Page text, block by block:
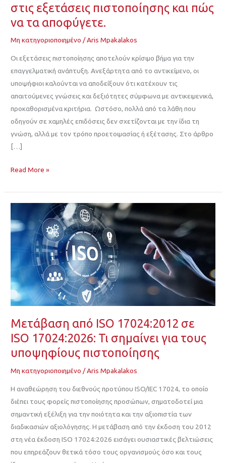
στις εξετάσεις πιστοποίησης και πώς
να τα αποφύγετε.
Μη κατηγοριοποιημένο /Aris Mpakalakos
Οι εξετάσεις πιστοποίησης αποτελούν κρίσιμο βήμα για την
επαγγελματική ανάπτυξη. Ανεξάρτητα από το αντικείμενο, οι
υποψήφιοι καλούνται να αποδείξουν ότι κατέχουν τις
απαιτούμενες γνώσεις και δεξιότητες σύμφωνα με αντικειμενικά,
προκαθορισμένα κριτήρια. Ωστόσο, πολλά από τα λάθη που
οδηγούν σε χαμηλές επιδόσεις δεν σχετίζονται με την ίδια τη
γνώση, αλλά με τον τρόπο προετοιμασίας ή εξέτασης. Στο άρθρο
[…]
Read More »
Μετάβαση από ISO 17024:2012 σε
ISO 17024:2026: Τι σημαίνει για τους
υποψηφίους πιστοποίησης
Μη κατηγοριοποιημένο /Aris Mpakalakos
Η αναθεώρηση του διεθνούς προτύπου ISO/IEC 17024, το οποίο
διέπει τους φορείς πιστοποίησης προσώπων, σηματοδοτεί μια
σημαντική εξέλιξη για την ποιότητα και την αξιοπιστία των
διαδικασιών αξιολόγησης. Η μετάβαση από την έκδοση του 2012
στη νέα έκδοση ISO 17024:2026 εισάγει ουσιαστικές βελτιώσεις
που επηρεάζουν θετικά τόσο τους οργανισμούς όσο και τους
από
ISO
17024:2012
σε
ISO
17024:2026:
Τι
για
τους
πιστοποίησης